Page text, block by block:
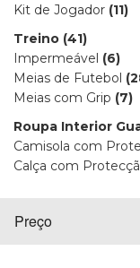
Kit de Jogador (11)
Treino (41)
Impermeável (6)
Meias de Futebol
Meias com Grip (7)
Roupa Interior
Camisola com
Calça com
Preço